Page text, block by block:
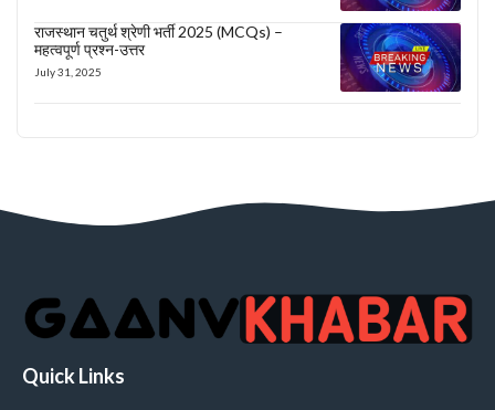
राजस्थान चतुर्थ श्रेणी भर्ती 2025 (MCQs) –
महत्वपूर्ण प्रश्न-उत्तर
July 31, 2025
Quick Links